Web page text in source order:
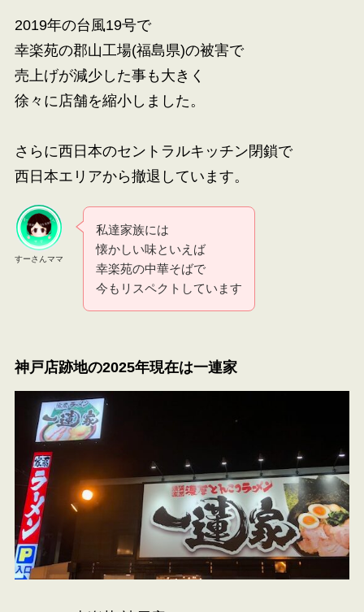
2019年の台風19号で
幸楽苑の郡山工場(福島県)の被害で
売上げが減少した事も大きく
徐々に店舗を縮小しました。
さらに西日本のセントラルキッチン閉鎖で
西日本エリアから撤退しています。
すーさんママ
私達家族には
懐かしい味といえば
幸楽苑の中華そばで
今もリスペクトしています
神戸店跡地の2025年現在は一連家